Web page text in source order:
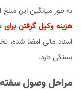
به طور میانگین این مبلغ
هزینه وکیل گرفتن
اسناد مالی امضا شده،
بستگی دارد.
مراحل وصول